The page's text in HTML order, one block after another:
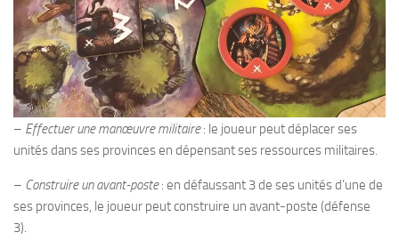
– Effectuer une manœuvre militaire: le joueur peut déplacer ses
unités dans ses provinces en dépensant ses ressources militaires.
– Construire un avant-poste: en défaussant 3 de ses unités d’une de
ses provinces, le joueur peut construire un avant-poste (défense
3).